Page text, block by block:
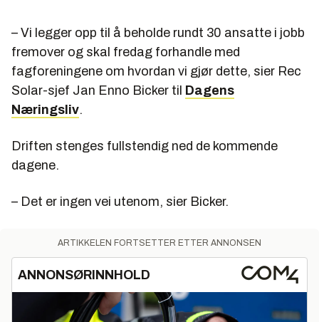
– Vi legger opp til å beholde rundt 30 ansatte i jobb
fremover og skal fredag forhandle med
fagforeningene om hvordan vi gjør dette, sier Rec
Solar-sjef Jan Enno Bicker til Dagens
Næringsliv.
Driften stenges fullstendig ned de kommende
dagene.
– Det er ingen vei utenom, sier Bicker.
ARTIKKELEN FORTSETTER ETTER ANNONSEN
ANNONSØRINNHOLD